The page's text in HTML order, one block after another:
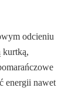
odcieniu
kurtką,
energii nawet